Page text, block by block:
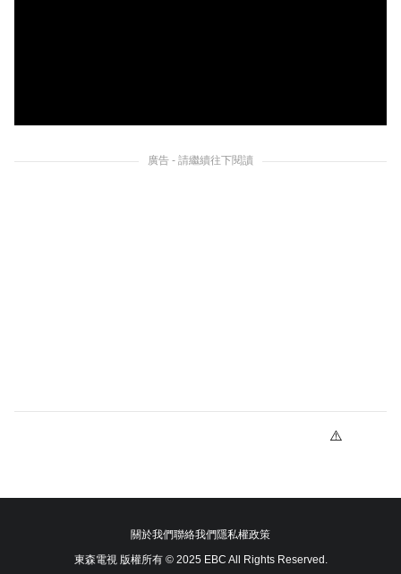
廣告 - 請繼續往下閱讀
關於我們聯絡我們隱私權政策
東森電視 版權所有 © 2025 EBC All Rights Reserved.